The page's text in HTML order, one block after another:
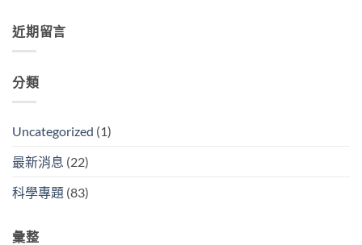
近期留言
分類
Uncategorized (1)
最新消息 (22)
科學專題 (83)
彙整